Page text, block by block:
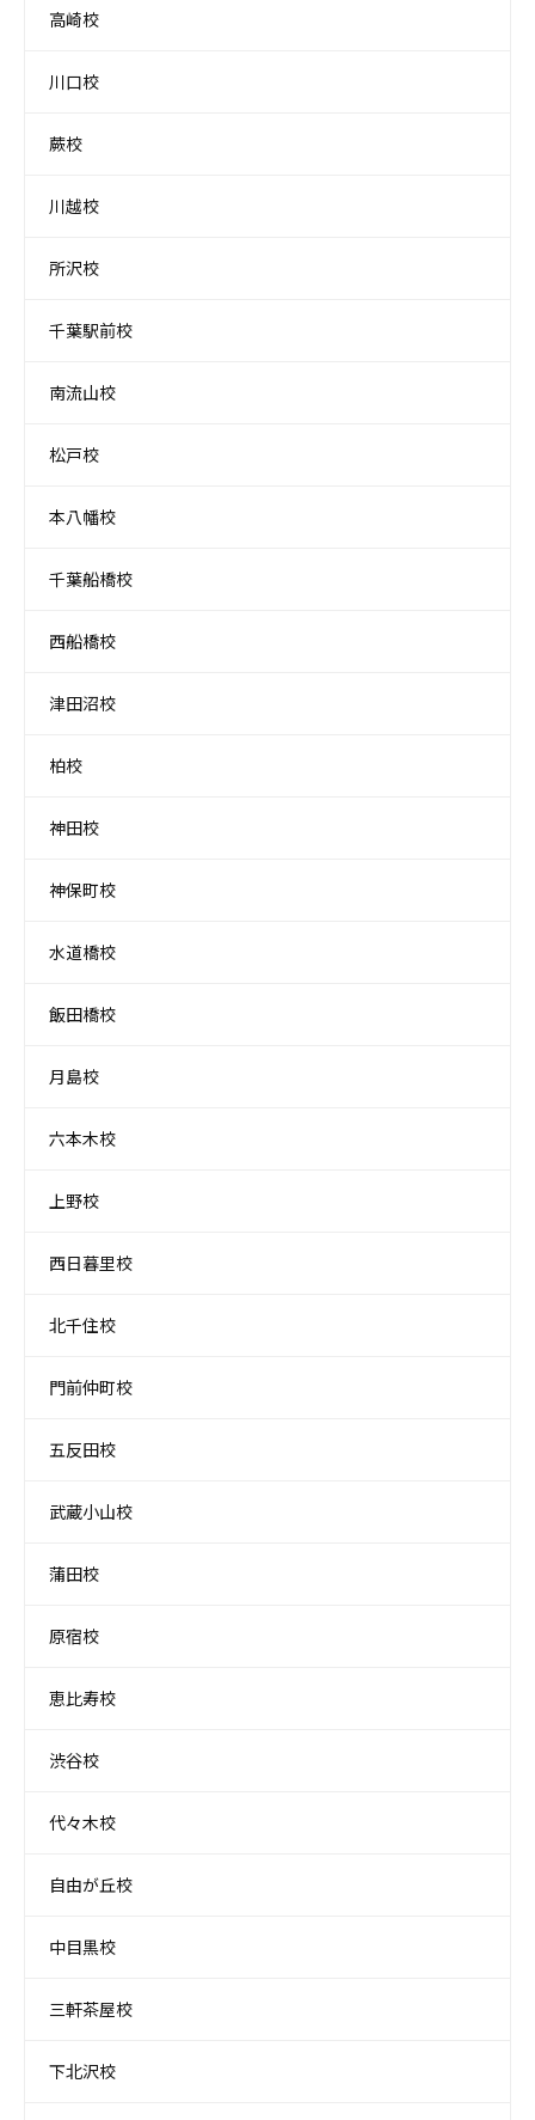
高崎校
川口校
蕨校
川越校
所沢校
千葉駅前校
南流山校
松戸校
本八幡校
千葉船橋校
西船橋校
津田沼校
柏校
神田校
神保町校
水道橋校
飯田橋校
月島校
六本木校
上野校
西日暮里校
北千住校
門前仲町校
五反田校
武蔵小山校
蒲田校
原宿校
恵比寿校
渋谷校
代々木校
自由が丘校
中目黒校
三軒茶屋校
下北沢校